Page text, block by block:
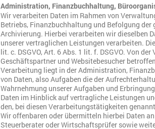
Administration, Finanzbuchhaltung,
Wir verarbeiten Daten im Rahmen von
Betriebs, Finanzbuchhaltung und Befolgung
Archivierung. Hierbei verarbeiten wir dieselben
unserer vertraglichen Leistungen verarbeiten.
lit. c. DSGVO, Art. 6 Abs. 1 lit. f. DSGVO. Von
Geschäftspartner und Websitebesucher
Verarbeitung liegt in der Administration,
von Daten, also Aufgaben die der
Wahrnehmung unserer Aufgaben und
Daten im Hinblick auf vertragliche Leistungen
den, bei diesen Verarbeitungstätigkeiten
Wir offenbaren oder übermitteln hierbei Daten
Steuerberater oder Wirtschaftsprüfer sowie